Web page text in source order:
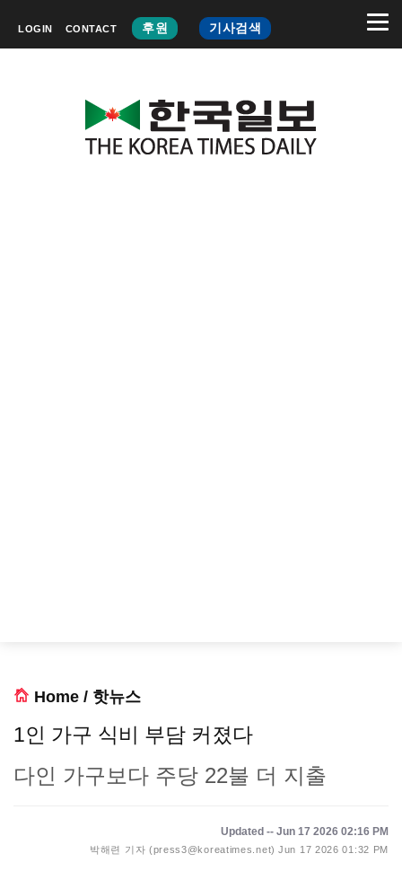
LOGIN CONTACT 후원 기사검색
Home / 핫뉴스
1인 가구 식비 부담 커졌다
다인 가구보다 주당 22불 더 지출
Updated -- Jun 17 2026 02:16 PM
박해련 기자 (press3@koreatimes.net) Jun 17 2026 01:32 PM